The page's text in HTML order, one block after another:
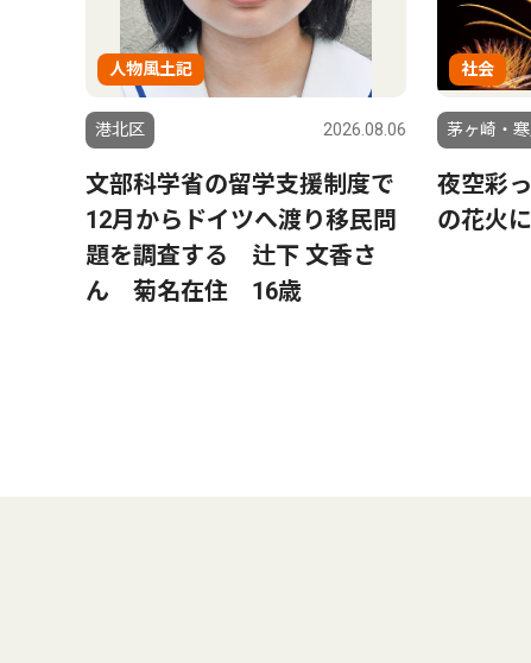
人物風土記
港北区 2026.08.06
文部科学省の留学支援制度で
12月からドイツへ渡り移民問
題を調査する 辻下 文香さ
ん 菊名在住 16歳
社会
茅ヶ崎・寒
夜空彩
の花火